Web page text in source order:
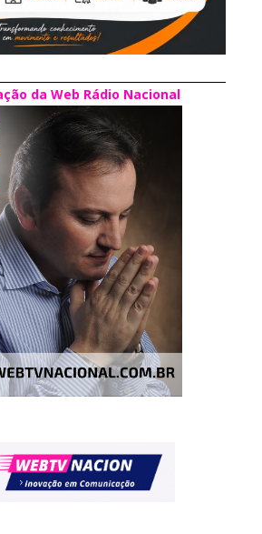
da Web Rádio Nacional